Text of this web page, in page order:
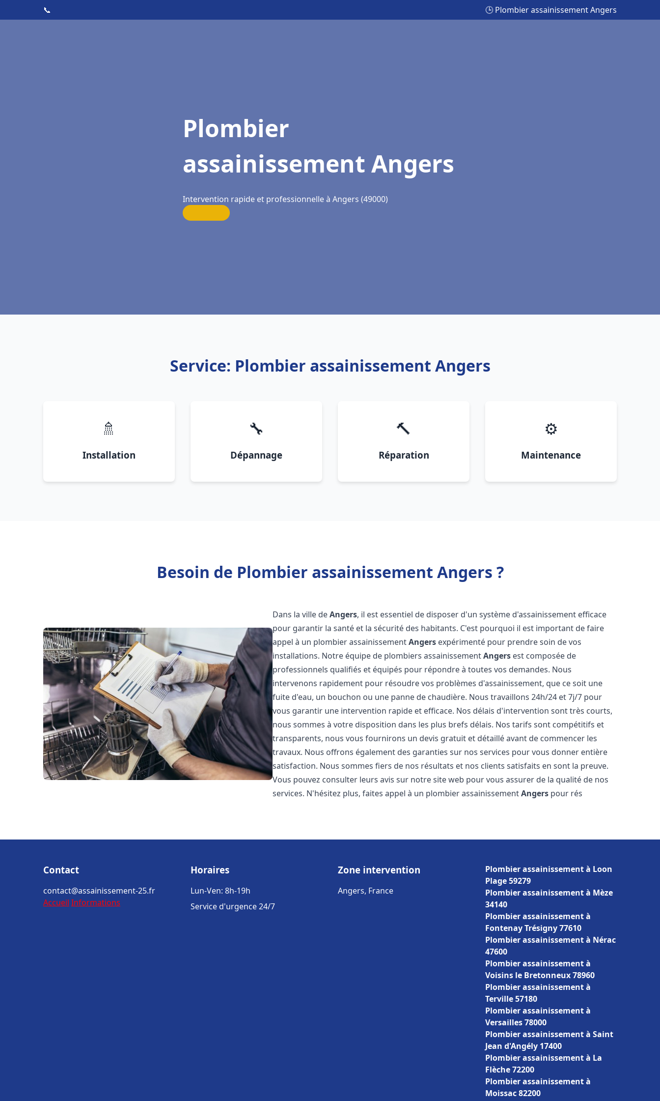
📞 🕒 Plombier assainissement Angers
Plombier
assainissement Angers
Intervention rapide et professionnelle à Angers (49000)
Service: Plombier assainissement Angers
🚿
Installation
🔧
Dépannage
🔨
Réparation
⚙️
Maintenance
Besoin de Plombier assainissement Angers ?
Dans la ville deAngers, il est essentiel de disposer d'un système d'assainissement efficace
pour garantir la santé et la sécurité des habitants. C'est pourquoi il est important de faire
appel à un plombier assainissementAngers expérimenté pour prendre soin de vos
installations. Notre équipe de plombiers assainissementAngers est composée de
professionnels qualifiés et équipés pour répondre à toutes vos demandes. Nous
intervenons rapidement pour résoudre vos problèmes d'assainissement, que ce soit une
fuite d'eau, un bouchon ou une panne de chaudière. Nous travaillons 24h/24 et 7j/7 pour
vous garantir une intervention rapide et efficace. Nos délais d'intervention sont très courts,
nous sommes à votre disposition dans les plus brefs délais. Nos tarifs sont compétitifs et
transparents, nous vous fournirons un devis gratuit et détaillé avant de commencer les
travaux. Nous offrons également des garanties sur nos services pour vous donner entière
satisfaction. Nous sommes fiers de nos résultats et nos clients satisfaits en sont la preuve.
Vous pouvez consulter leurs avis sur notre site web pour vous assurer de la qualité de nos
services. N'hésitez plus, faites appel à un plombier assainissementAngers pour rés
Contact
contact@assainissement-25.fr
Accueil Informations
Horaires
Lun-Ven: 8h-19h
Service d'urgence 24/7
Zone intervention
Angers, France
Plombier assainissement à Loon
Plage 59279
Plombier assainissement à Mèze
34140
Plombier assainissement à
Fontenay Trésigny 77610
Plombier assainissement à Nérac
47600
Plombier assainissement à
Voisins le Bretonneux 78960
Plombier assainissement à
Terville 57180
Plombier assainissement à
Versailles 78000
Plombier assainissement à Saint
Jean d'Angély 17400
Plombier assainissement à La
Flèche 72200
Plombier assainissement à
Moissac 82200